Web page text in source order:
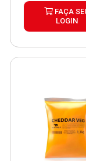
FAÇA
LOGIN